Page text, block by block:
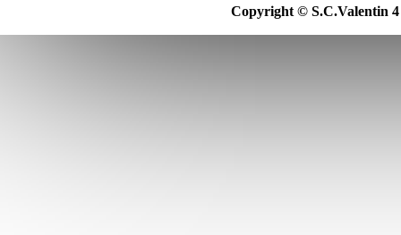
Copyright © S.C.Valentin